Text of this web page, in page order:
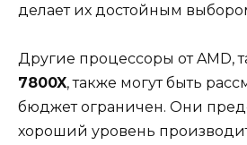
делает их достойным
Другие процессоры от AMD,
7800X, также могут быть
бюджет ограничен. Они
хороший уровень